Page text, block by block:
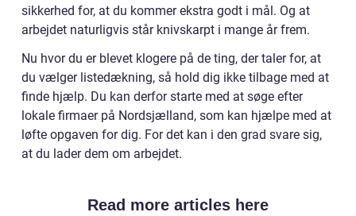
sikkerhed for, at du kommer ekstra godt i mål. Og at
arbejdet naturligvis står knivskarpt i mange år frem.
Nu hvor du er blevet klogere på de ting, der taler for, at
du vælger listedækning, så hold dig ikke tilbage med at
finde hjælp. Du kan derfor starte med at søge efter
lokale firmaer på Nordsjælland, som kan hjælpe med at
løfte opgaven for dig. For det kan i den grad svare sig,
at du lader dem om arbejdet.
Read more articles here